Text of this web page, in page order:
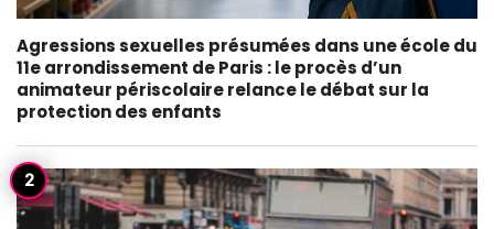
Agressions sexuelles présumées dans une école du
11e arrondissement de Paris : le procès d’un
animateur périscolaire relance le débat sur la
protection des enfants